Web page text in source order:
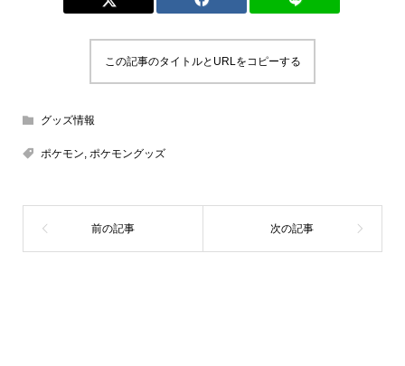
この記事のタイトルとURLをコピーする
グッズ情報
ポケモン, ポケモングッズ